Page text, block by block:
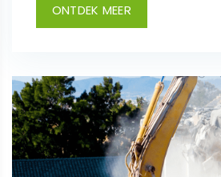
ONTDEK MEER